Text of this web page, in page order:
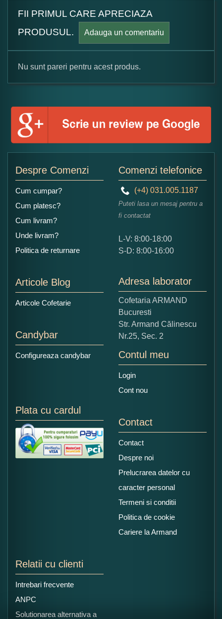
FII PRIMUL CARE APRECIAZA
PRODUSUL.
Adauga un comentariu
Formular pareri client
Numele dumneavoastra:
Ce nota acordati acestui produs?
5
Copiati alaturi numarul din imagine:
Nu sunt pareri pentru acest produs.
Despre Comenzi
Cum cumpar?
Cum platesc?
Cum livram?
Unde livram?
Politica de returnare
Articole Blog
Articole Cofetarie
Candybar
Configureaza candybar
Comenzi telefonice
(+4) 031.005.1187
Puteti lasa un mesaj pentru a
fi contactat
L-V: 8:00-18:00
S-D: 8:00-16:00
Adresa laborator
Cofetaria ARMAND
Bucuresti
Str. Armand Călinescu
Nr.25, Sec. 2
Contul meu
Login
Cont nou
Plata cu cardul
Contact
Contact
Despre noi
Prelucrarea datelor cu
caracter personal
Termeni si conditii
Politica de cookie
Cariere la Armand
Relatii cu clienti
Intrebari frecvente
ANPC
Solutionarea alternativa a